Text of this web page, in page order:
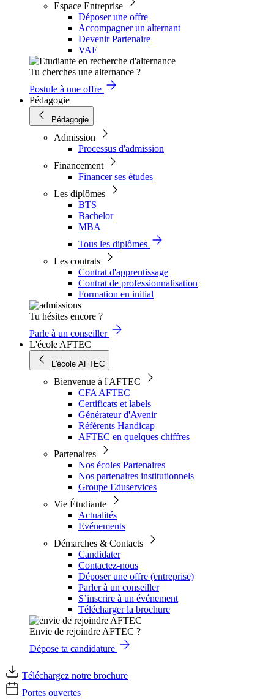
Espace Entreprise
Déposer une offre
Accompagner un alternant
Devenir Partenaire
VAE
Tu cherches une alternance ?
Postule à une offre
Pédagogie
Pédagogie
Admission
Processus d'admission
Financement
Financer ses études
Les diplômes
BTS
Bachelor
MBA
Tous les diplômes
Les contrats
Contrat d'apprentissage
Contrat de professionnalisation
Formation en initial
Tu hésites encore ?
Parle à un conseiller
L'école AFTEC
L'école AFTEC
Bienvenue à l'AFTEC
CFA AFTEC
Certificats et labels
Générateur d'Avenir
Référents Handicap
AFTEC en quelques chiffres
Partenaires
Nos écoles Partenaires
Nos partenaires institutionnels
Groupe Eduservices
Vie Étudiante
Actualités
Evénements
Démarches & Contacts
Candidater
Contactez-nous
Déposer une offre (entreprise)
Parler à un conseiller
S’inscrire à un événement
Télécharger la brochure
Envie de rejoindre AFTEC ?
Dépose ta candidature
Téléchargez notre brochure
Portes ouvertes